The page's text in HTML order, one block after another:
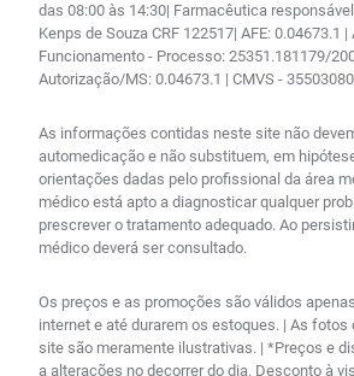
das 08:00 às 14:30| Farmacêutica
Kenps de Souza CRF 122517| AFE: 0.04673.1
Funcionamento - Processo: 25351.181179/
Autorização/MS: 0.04673.1 | CMVS -
As informações contidas neste site não
automedicação e não substituem, em
orientações dadas pelo profissional da área
médico está apto a diagnosticar qualquer
prescrever o tratamento adequado. Ao
médico deverá ser consultado.
Os preços e as promoções são válidos
internet e até durarem os estoques. | As
site são meramente ilustrativas. | *Preços e
a alterações no decorrer do dia. Desconto à